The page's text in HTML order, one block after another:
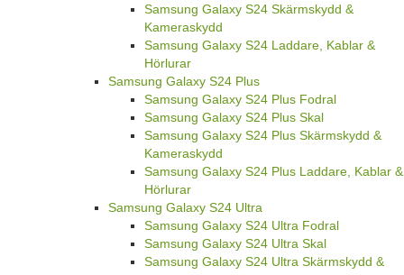
Samsung Galaxy S24 Skärmskydd &
Kameraskydd
Samsung Galaxy S24 Laddare, Kablar &
Hörlurar
Samsung Galaxy S24 Plus
Samsung Galaxy S24 Plus Fodral
Samsung Galaxy S24 Plus Skal
Samsung Galaxy S24 Plus Skärmskydd &
Kameraskydd
Samsung Galaxy S24 Plus Laddare, Kablar &
Hörlurar
Samsung Galaxy S24 Ultra
Samsung Galaxy S24 Ultra Fodral
Samsung Galaxy S24 Ultra Skal
Samsung Galaxy S24 Ultra Skärmskydd &